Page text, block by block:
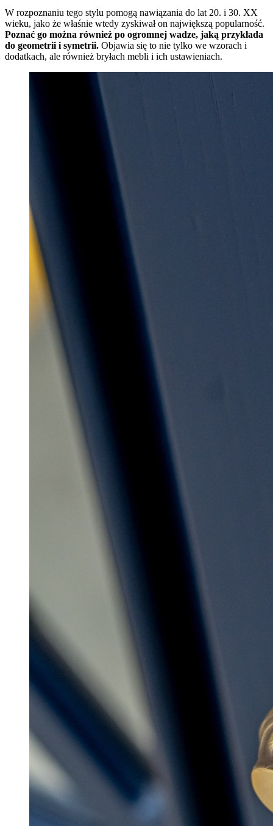
W rozpoznaniu tego stylu pomogą nawiązania do lat 20. i 30. XX
wieku, jako że właśnie wtedy zyskiwał on największą popularność.
Poznać go można również po ogromnej wadze, jaką przykłada
do geometrii i symetrii. Objawia się to nie tylko we wzorach i
dodatkach, ale również bryłach mebli i ich ustawieniach.